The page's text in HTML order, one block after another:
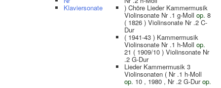
Klaviersonate ) Chöre Lieder Kammermusik
Violinsonate Nr .1 g-Moll op. 8
( 1826 ) Violinsonate Nr .2 C-
Dur
( 1941-43 ) Kammermusik
Violinsonate Nr .1 h-Moll op.
21 ( 1909/10 ) Violinsonate Nr
.2 G-Dur
Lieder Kammermusik 3
Violinsonaten ( Nr .1 h-Moll
op. 10 , 1980 , Nr .2 G-Durop.